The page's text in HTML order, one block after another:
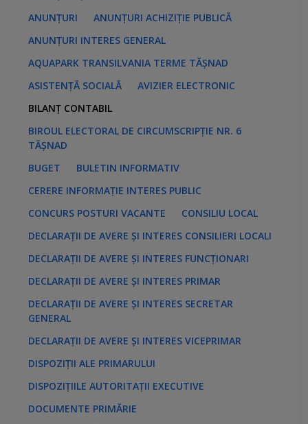
ANUNȚURI
ANUNȚURI ACHIZIȚIE PUBLICĂ
ANUNȚURI INTERES GENERAL
AQUAPARK TRANSILVANIA TERME TĂȘNAD
ASISTENȚĂ SOCIALĂ
AVIZIER ELECTRONIC
BILANȚ CONTABIL
BIROUL ELECTORAL DE CIRCUMSCRIPȚIE NR. 6
TĂȘNAD
BUGET
BULETIN INFORMATIV
CERERE INFORMAȚIE INTERES PUBLIC
CONCURS POSTURI VACANTE
CONSILIU LOCAL
DECLARAȚII DE AVERE ȘI INTERES CONSILIERI LOCALI
DECLARAȚII DE AVERE ȘI INTERES FUNCȚIONARI
DECLARAȚII DE AVERE ȘI INTERES PRIMAR
DECLARAȚII DE AVERE ȘI INTERES SECRETAR
GENERAL
DECLARAȚII DE AVERE ȘI INTERES VICEPRIMAR
DISPOZIȚII ALE PRIMARULUI
DISPOZIȚIILE AUTORITAȚII EXECUTIVE
DOCUMENTE PRIMĂRIE